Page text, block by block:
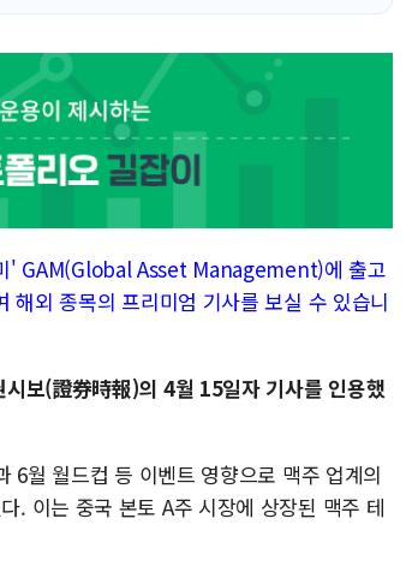
' GAM(Global Asset Management)에 출고
해외 종목의 프리미엄 기사를 보실 수 있습니
보(證券時報)의 4월 15일자 기사를 인용했
6월 월드컵 등 이벤트 영향으로 맥주 업계의
. 이는 중국 본토 A주 시장에 상장된 맥주 테